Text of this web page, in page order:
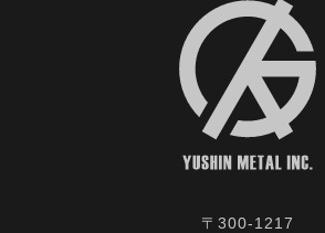
〒300-1217